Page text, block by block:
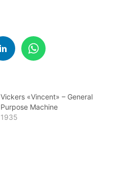
Vickers «Vincent» – General
Purpose Machine
1935